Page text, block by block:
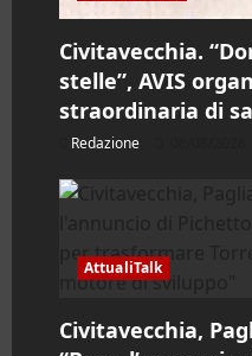
Civitavecchia.
stelle”, AVIS
straordinaria di
Redazione
AttualiTalk
Civitavecchia,